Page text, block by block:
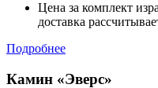
Цена за комплект
доставка
Подробнее
Камин «Эверс»